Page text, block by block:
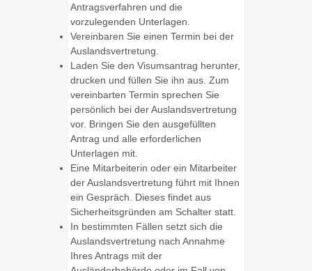
Antragsverfahren und die
vorzulegenden Unterlagen.
Vereinbaren Sie einen Termin bei der
Auslandsvertretung.
Laden Sie den Visumsantrag herunter,
drucken und füllen Sie ihn aus. Zum
vereinbarten Termin sprechen Sie
persönlich bei der Auslandsvertretung
vor. Bringen Sie den ausgefüllten
Antrag und alle erforderlichen
Unterlagen mit.
Eine Mitarbeiterin oder ein Mitarbeiter
der Auslandsvertretung führt mit Ihnen
ein Gespräch. Dieses findet aus
Sicherheitsgründen am Schalter statt.
In bestimmten Fällen setzt sich die
Auslandsvertretung nach Annahme
Ihres Antrags mit der